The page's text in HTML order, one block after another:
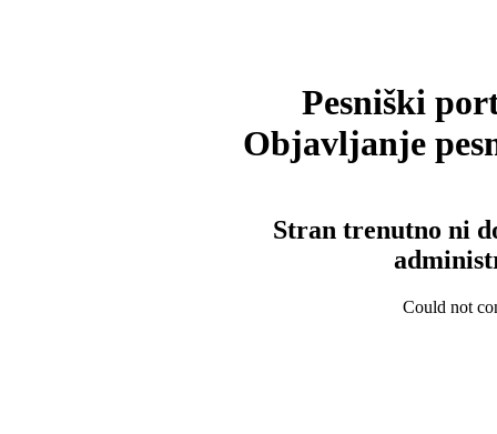
Pesniški
Objavljanje
Stran trenutno ni
Could not